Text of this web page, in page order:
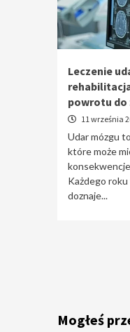
Leczenie
powrotu do
11 września
Udar mózgu
które może
Każdego
doznaje...
Mogłeś